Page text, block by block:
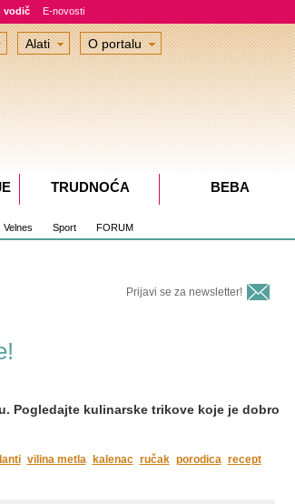
vodič E-novosti
Velnes Sport FORUM
Prijavi se za newsletter!
Pogledajte kulinarske trikove koje je dobro
vilina metla kalenac ručak porodica recept
Alati O portalu
TRUDNOĆA BEBA